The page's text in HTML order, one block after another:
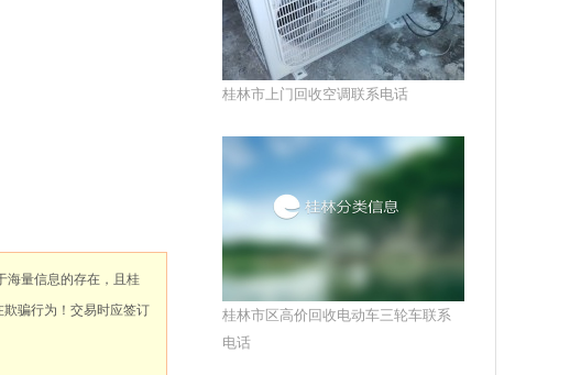
海量信息的存在，且桂
骗行为！交易时应签订
桂林市上门回收空调联系电话
桂林市区高价回收电动车三轮车联系
电话